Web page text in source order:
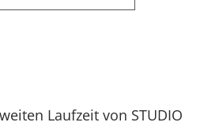
Laufzeit von STUDIO